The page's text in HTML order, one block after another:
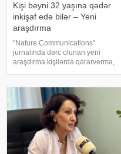
Kişi beyni 32 yaşına qədər
inkişaf edə bilər – Yeni
araşdırma
"Nature Communications"
jurnalında dərc olunan yeni
araşdırma kişilərdə qərarvermə,
olan beyin nahiyələrinin orta
hesabla 32 yaşına qədər inkişa